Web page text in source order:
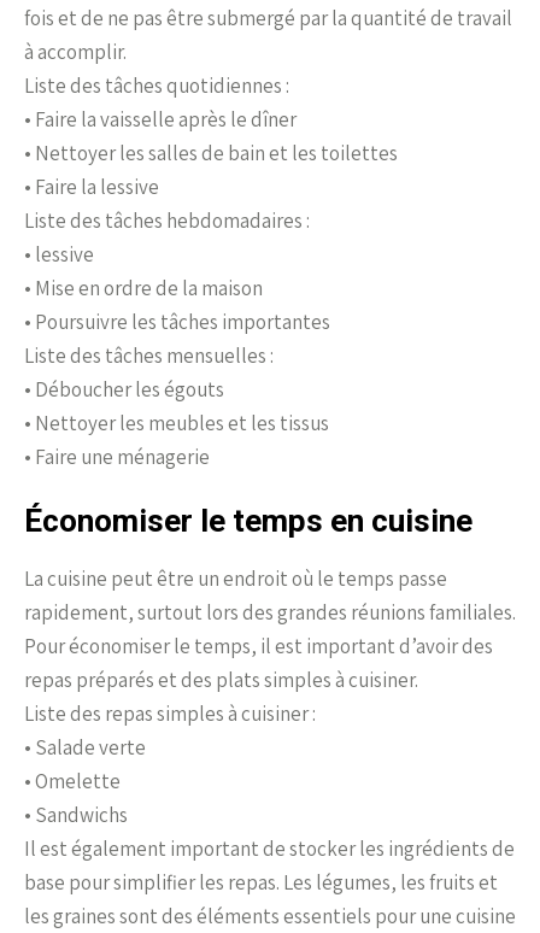
fois et de ne pas être submergé par la quantité de travail
à accomplir.
Liste des tâches quotidiennes :
• Faire la vaisselle après le dîner
• Nettoyer les salles de bain et les toilettes
• Faire la lessive
Liste des tâches hebdomadaires :
• lessive
• Mise en ordre de la maison
• Poursuivre les tâches importantes
Liste des tâches mensuelles :
• Déboucher les égouts
• Nettoyer les meubles et les tissus
• Faire une ménagerie
Économiser le temps en cuisine
La cuisine peut être un endroit où le temps passe
rapidement, surtout lors des grandes réunions familiales.
Pour économiser le temps, il est important d’avoir des
repas préparés et des plats simples à cuisiner.
Liste des repas simples à cuisiner :
• Salade verte
• Omelette
• Sandwichs
Il est également important de stocker les ingrédients de
base pour simplifier les repas. Les légumes, les fruits et
les graines sont des éléments essentiels pour une cuisine